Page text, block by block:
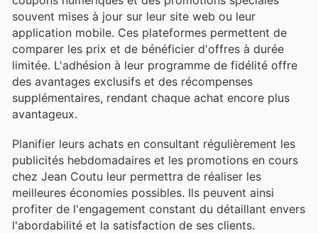
souvent mises à jour sur leur site web ou leur
application mobile. Ces plateformes permettent de
comparer les prix et de bénéficier d'offres à durée
limitée. L'adhésion à leur programme de fidélité offre
des avantages exclusifs et des récompenses
supplémentaires, rendant chaque achat encore plus
avantageux.
Planifier leurs achats en consultant régulièrement les
publicités hebdomadaires et les promotions en cours
chez Jean Coutu leur permettra de réaliser les
meilleures économies possibles. Ils peuvent ainsi
profiter de l'engagement constant du détaillant envers
l'abordabilité et la satisfaction de ses clients.